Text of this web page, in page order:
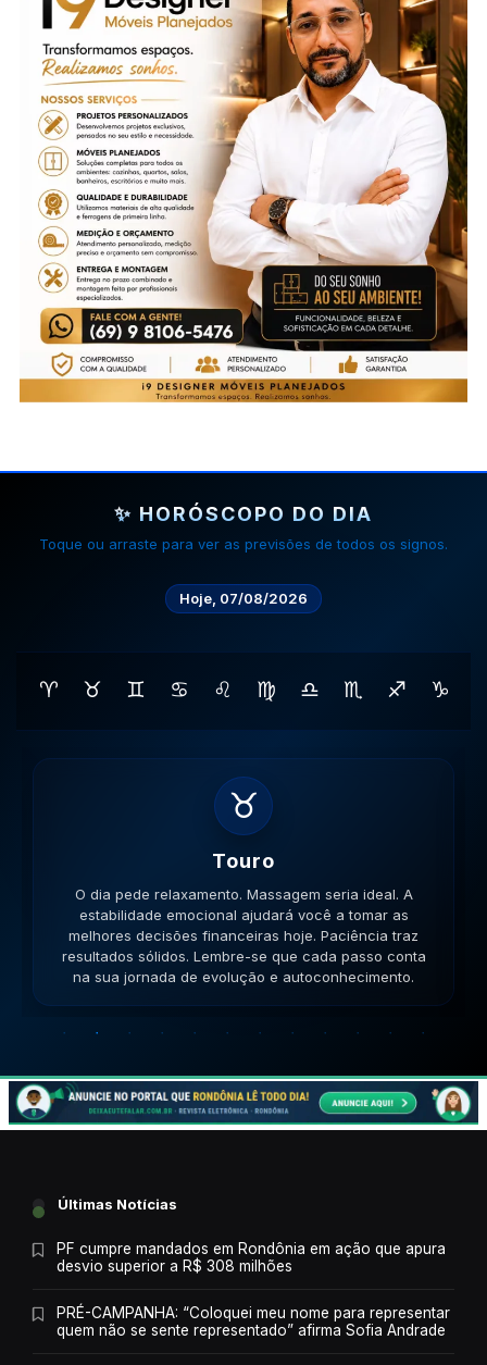
✨ HORÓSCOPO DO DIA
Toque ou arraste para ver as previsões de todos os signos.
Hoje, 07/08/2026
♈ ♉ ♊ ♋ ♌ ♍ ♎ ♏ ♐ ♑
♊
Gemeos
O dia pede movimento. Caminhe, corra, pedale. A
versatilidade é seu ponto forte; use-a para resolver
impasses de forma criativa. A versatilidade ajudará no
sucesso. Lembre-se que cada passo conta na sua
jornada de evolução e autoconhecimento.
Últimas Notícias
PF cumpre mandados em Rondônia em ação que apura
desvio superior a R$ 308 milhões
PRÉ-CAMPANHA: “Coloquei meu nome para representar
quem não se sente representado” afirma Sofia Andrade